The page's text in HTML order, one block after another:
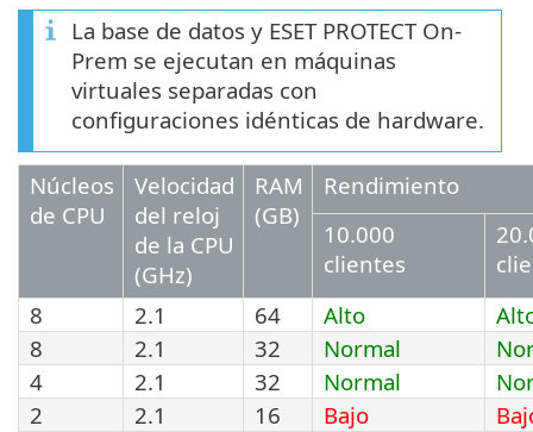
La base de datos y ESET PROTECT On-
Prem se ejecutan en máquinas
virtuales separadas con
configuraciones idénticas de hardware.
Núcleos
de CPU
Velocidad
del reloj
de la CPU
(GHz)
RAM
(GB)
Rendimiento
10.000
clientes
8
2.1 64 Alto
8
2.1 32 Normal
4
2.1 32 Normal
2
2.1 16 Bajo